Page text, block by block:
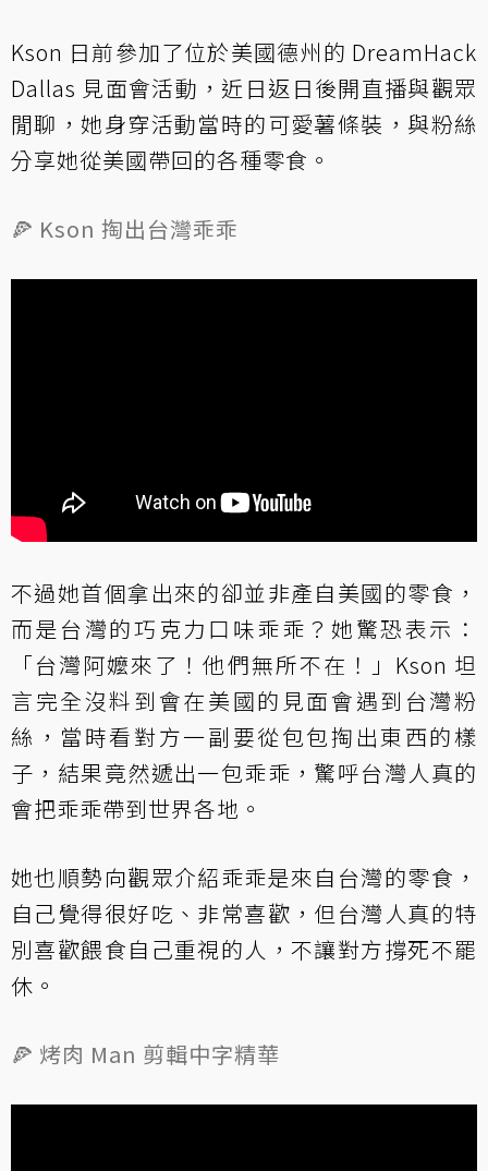
Kson 日前參加了位於美國德州的 DreamHack
Dallas 見面會活動，近日返日後開直播與觀眾
閒聊，她身穿活動當時的可愛薯條裝，與粉絲
分享她從美國帶回的各種零食。
🍕 Kson 掏出台灣乖乖
不過她首個拿出來的卻並非產自美國的零食，
而是台灣的巧克力口味乖乖？她驚恐表示：
「台灣阿嬤來了！他們無所不在！」Kson 坦
言完全沒料到會在美國的見面會遇到台灣粉
絲，當時看對方一副要從包包掏出東西的樣
子，結果竟然遞出一包乖乖，驚呼台灣人真的
會把乖乖帶到世界各地。
她也順勢向觀眾介紹乖乖是來自台灣的零食，
自己覺得很好吃、非常喜歡，但台灣人真的特
別喜歡餵食自己重視的人，不讓對方撐死不罷
休。
🍕 烤肉 Man 剪輯中字精華